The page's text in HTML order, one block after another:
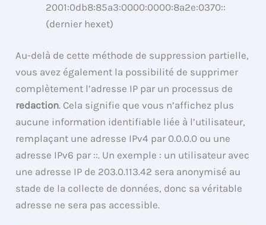
2001:0db8:85a3:0000:0000:8a2e:0370::
(dernier hexet)
Au-delà de cette méthode de suppression partielle,
vous avez également la possibilité de supprimer
complètement l’adresse IP par un processus de
redaction. Cela signifie que vous n’affichez plus
aucune information identifiable liée à l’utilisateur,
remplaçant une adresse IPv4 par 0.0.0.0 ou une
adresse IPv6 par ::. Un exemple : un utilisateur avec
une adresse IP de 203.0.113.42 sera anonymisé au
stade de la collecte de données, donc sa véritable
adresse ne sera pas accessible.